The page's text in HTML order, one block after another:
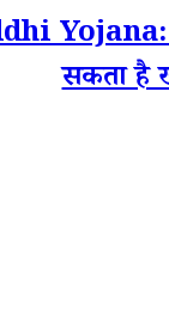
Yojana:
सकता है